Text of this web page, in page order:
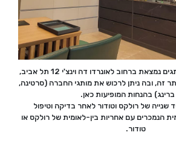
החנות הראשית של המותגים נמצאת ברחוב לאונרדו דה וינצ'י 12 תל אביב,
זה, ובה ניתן לרכוש את מותגי החברה (סרטינה,
ברינג) בהנחות המופיעות כאן.
שנייה של רולקס וטודור לאחר בדיקה וטיפול
הנמכרים עם אחריות בין-לאומית של רולקס או
טודור.